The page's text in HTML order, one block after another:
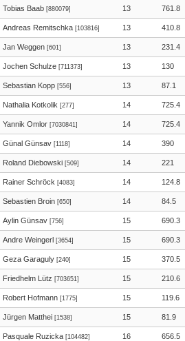
Tobias Baab [880079] 13 761.8
Andreas Remitschka [103816] 13 410.8
Jan Weggen [601] 13 231.4
Jochen Schulze [711373] 13 130
Sebastian Kopp [556] 13 87.1
Nathalia Kotkolik [277] 14 725.4
Yannik Omlor [7030841] 14 725.4
Günal Günsav [1118] 14 390
Roland Diebowski [509] 14 221
Rainer Schröck [4083] 14 124.8
Sebastien Broin [650] 14 84.5
Aylin Günsav [756] 15 690.3
Andre Weingerl [3654] 15 690.3
Geza Garaguly [240] 15 370.5
Friedhelm Lütz [703651] 15 210.6
Robert Hofmann [1775] 15 119.6
Jürgen Matthei [1538] 15 81.9
Pasquale Ruzicka [104482] 16 656.5